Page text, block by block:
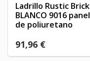
Ladrillo Rustic Brick
BLANCO 9016 panel
de poliuretano
91,96 €